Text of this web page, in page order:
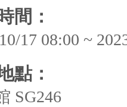
間：
17 08:00 ~
點：
SG246